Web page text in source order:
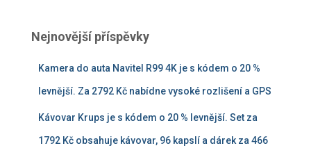
Nejnovější příspěvky
Kamera do auta Navitel R99 4K je s kódem o 20 %
levnější. Za 2792 Kč nabídne vysoké rozlišení a GPS
Kávovar Krups je s kódem o 20 % levnější. Set za
1792 Kč obsahuje kávovar, 96 kapslí a dárek za 466